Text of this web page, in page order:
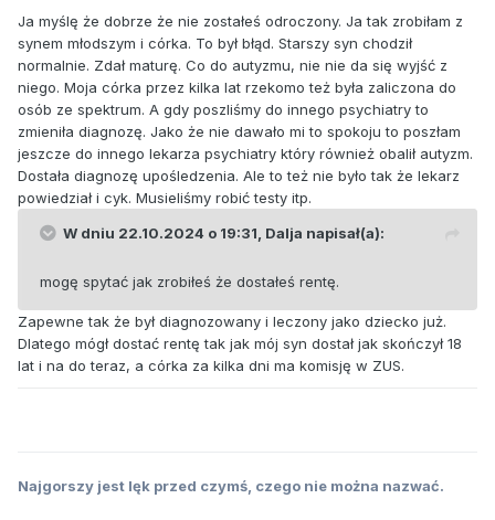
Ja myślę że dobrze że nie zostałeś odroczony. Ja tak zrobiłam z
synem młodszym i córka. To był błąd. Starszy syn chodził
normalnie. Zdał maturę. Co do autyzmu, nie nie da się wyjść z
niego. Moja córka przez kilka lat rzekomo też była zaliczona do
osób ze spektrum. A gdy poszliśmy do innego psychiatry to
zmieniła diagnozę. Jako że nie dawało mi to spokoju to poszłam
jeszcze do innego lekarza psychiatry który również obalił autyzm.
Dostała diagnozę upośledzenia. Ale to też nie było tak że lekarz
powiedział i cyk. Musieliśmy robić testy itp.
W dniu 22.10.2024 o 19:31, Dalja napisał(a):
mogę spytać jak zrobiłeś że dostałeś rentę.
Zapewne tak że był diagnozowany i leczony jako dziecko już.
Dlatego mógł dostać rentę tak jak mój syn dostał jak skończył 18
lat i na do teraz, a córka za kilka dni ma komisję w ZUS.
Najgorszy jest lęk przed czymś, czego nie można nazwać.